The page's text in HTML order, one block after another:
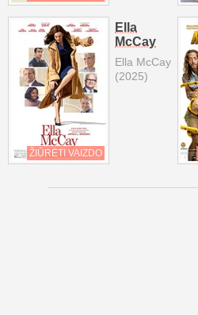
ŽIŪRĖTI VAIZDO
Ella
McCay
Ella McCay
(2025)